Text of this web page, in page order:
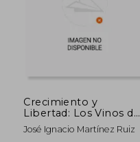
45%
Crecimiento y
Libertad: Los Vinos de
Málaga y Jerez en el
Mercado Atlántico
José Ignacio Martínez Ruiz